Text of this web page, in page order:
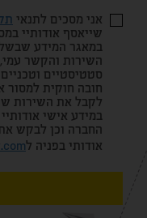
אני מסכים לתנאי
שייאסף אודותיי
במאגר המידע
השירות והקשר עמי,
סטטיסטיים
חובה חוקית למסור
לקבל את השירות
במידע אישי
החברה וכן לבקש
אודותי בפניה ל